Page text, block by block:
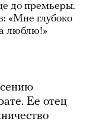
до премьеры.
«Мне глубоко
люблю!»
Ее отец